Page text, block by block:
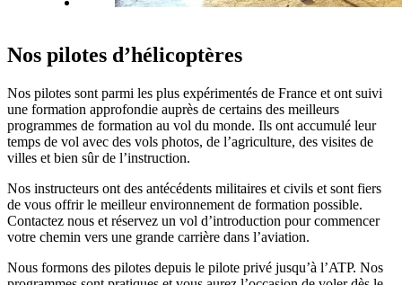
Nos pilotes d’hélicoptères
Nos pilotes sont parmi les plus expérimentés de France et ont suivi
une formation approfondie auprès de certains des meilleurs
programmes de formation au vol du monde. Ils ont accumulé leur
temps de vol avec des vols photos, de l’agriculture, des visites de
villes et bien sûr de l’instruction.
Nos instructeurs ont des antécédents militaires et civils et sont fiers
de vous offrir le meilleur environnement de formation possible.
Contactez nous et réservez un vol d’introduction pour commencer
votre chemin vers une grande carrière dans l’aviation.
Nous formons des pilotes depuis le pilote privé jusqu’à l’ATP. Nos